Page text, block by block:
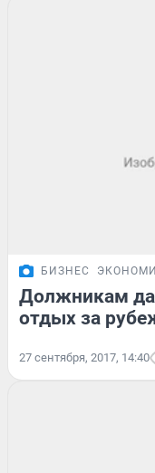
БИЗНЕС
Должникам
отдых за
27 сентября, 2017, 14:40